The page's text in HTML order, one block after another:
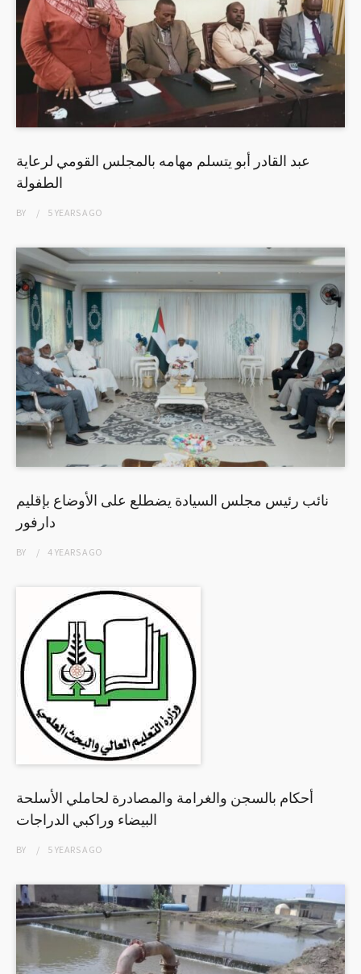
عبد القادر أبو يتسلم مهامه بالمجلس القومي لرعاية
الطفولة
BY 5 YEARSAGO
نائب رئيس مجلس السيادة يضطلع على الأوضاع بإقليم
دارفور
BY 4 YEARSAGO
أحكام بالسجن والغرامة والمصادرة لحاملي الأسلحة
البيضاء وراكبي الدراجات
BY 5 YEARSAGO